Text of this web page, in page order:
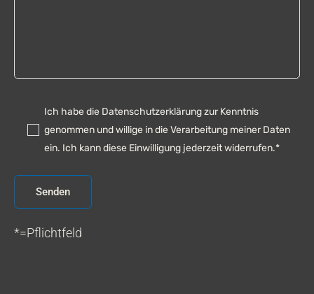
Ich habe die Datenschutzerklärung zur Kenntnis
genommen und willige in die Verarbeitung meiner Daten
ein. Ich kann diese Einwilligung jederzeit widerrufen.*
*=Pflichtfeld